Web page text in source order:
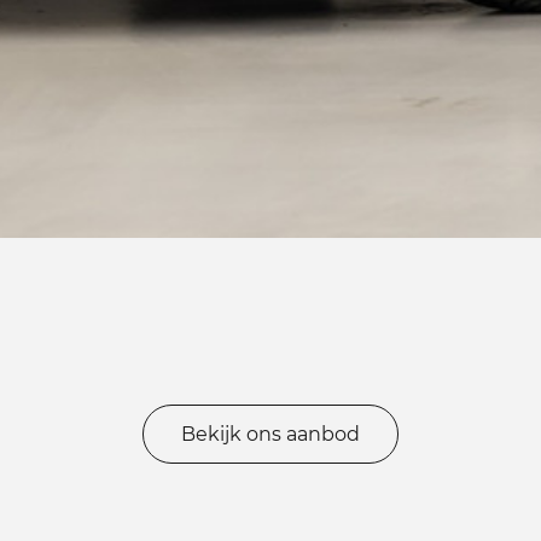
Bekijk ons aanbod